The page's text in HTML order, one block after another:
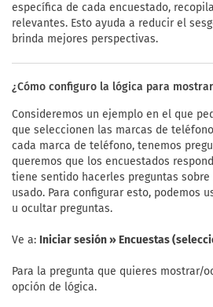
específica de cada encuestado,
relevantes. Esto ayuda a reducir el
brinda mejores perspectivas.
¿Cómo configuro la lógica para
Consideremos un ejemplo en el que
que seleccionen las marcas de
cada marca de teléfono, tenemos
queremos que los encuestados
tiene sentido hacerles preguntas sobre
usado. Para configurar esto, podemos
u ocultar preguntas.
Ve a: Iniciar sesión » Encuestas
Para la pregunta que quieres mostrar/
opción de lógica.